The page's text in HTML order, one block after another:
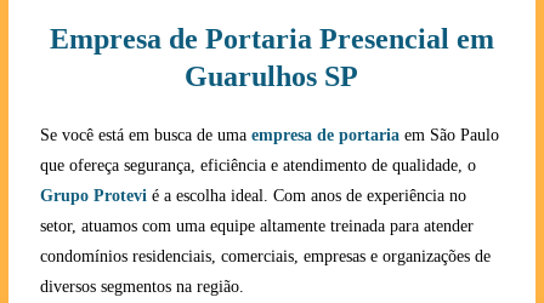
Empresa de Portaria Presencial em
Guarulhos SP
Se você está em busca de uma empresa de portariaem São Paulo
que ofereça segurança, eficiência e atendimento de qualidade, o
Grupo Protevié a escolha ideal. Com anos de experiência no
setor, atuamos com uma equipe altamente treinada para atender
condomínios residenciais, comerciais, empresas e organizações de
diversos segmentos na região.